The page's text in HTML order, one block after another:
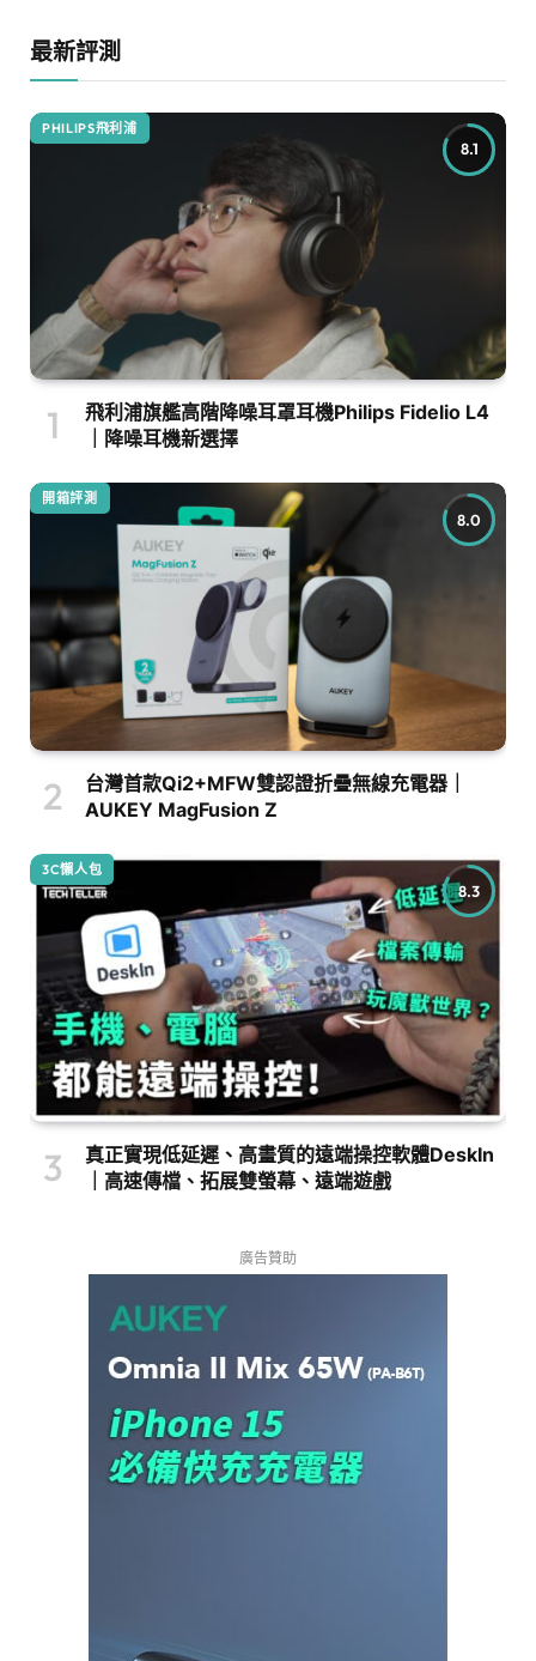
最新評測
8.1
PHILIPS飛利浦
飛利浦旗艦高階降噪耳罩耳機Philips Fidelio L4
｜降噪耳機新選擇
8.0
開箱評測
台灣首款Qi2+MFW雙認證折疊無線充電器｜
AUKEY MagFusion Z
8.3
3C懶人包
真正實現低延遲、高畫質的遠端操控軟體DeskIn
｜高速傳檔、拓展雙螢幕、遠端遊戲
廣告贊助